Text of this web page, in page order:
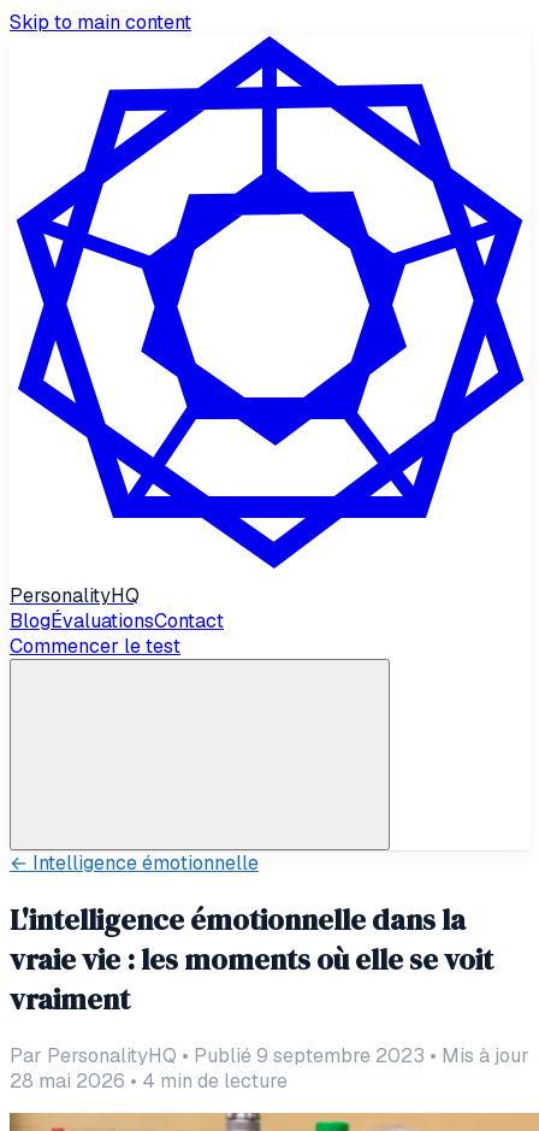
Skip to main content
PersonalityHQ
BlogÉvaluationsContact
Commencer le test
← Intelligence émotionnelle
L'intelligence émotionnelle dans la
vraie vie : les moments où elle se voit
vraiment
Par PersonalityHQ • Publié 9 septembre 2023 • Mis à jour
28 mai 2026 • 4 min de lecture